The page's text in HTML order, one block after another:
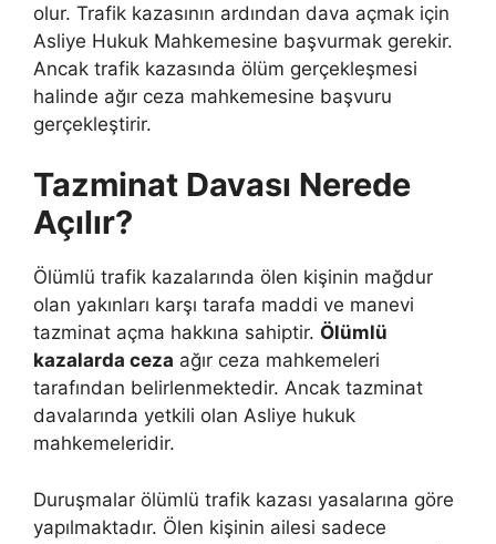
olur. Trafik kazasının ardından dava açmak için
Asliye Hukuk Mahkemesine başvurmak gerekir.
Ancak trafik kazasında ölüm gerçekleşmesi
halinde ağır ceza mahkemesine başvuru
gerçekleştirir.
Tazminat Davası Nerede
Açılır?
Ölümlü trafik kazalarında ölen kişinin mağdur
olan yakınları karşı tarafa maddi ve manevi
tazminat açma hakkına sahiptir. Ölümlü
kazalarda ceza ağır ceza mahkemeleri
tarafından belirlenmektedir. Ancak tazminat
davalarında yetkili olan Asliye hukuk
mahkemeleridir.
Duruşmalar ölümlü trafik kazası yasalarına göre
yapılmaktadır. Ölen kişinin ailesi sadece